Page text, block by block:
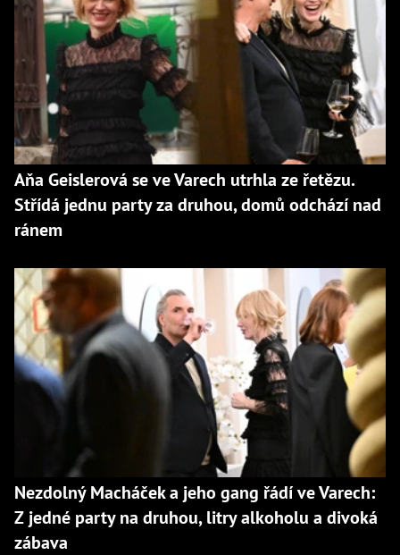
Aňa Geislerová se ve Varech utrhla ze řetězu.
Střídá jednu party za druhou, domů odchází nad
ránem
Nezdolný Macháček a jeho gang řádí ve Varech:
Z jedné party na druhou, litry alkoholu a divoká
zábava